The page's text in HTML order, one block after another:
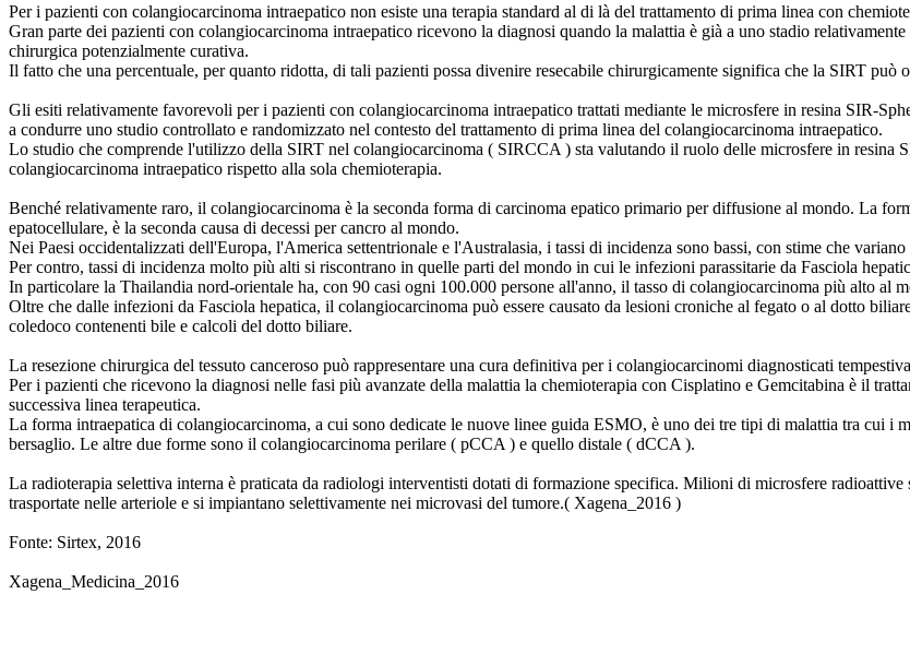
Per i pazienti con colangiocarcinoma intraepatico non esiste una terapia standard al di là del trattamento di prima linea con
Gran parte dei pazienti con colangiocarcinoma intraepatico ricevono la diagnosi quando la malattia è già a uno stadio
chirurgica potenzialmente curativa.
Il fatto che una percentuale, per quanto ridotta, di tali pazienti possa divenire resecabile chirurgicamente significa che la SIRT può
Gli esiti relativamente favorevoli per i pazienti con colangiocarcinoma intraepatico trattati mediante le microsfere in resina SIR-
a condurre uno studio controllato e randomizzato nel contesto del trattamento di prima linea del colangiocarcinoma intraepatico.
Lo studio che comprende l'utilizzo della SIRT nel colangiocarcinoma ( SIRCCA ) sta valutando il ruolo delle microsfere in resina
colangiocarcinoma intraepatico rispetto alla sola chemioterapia.
Benché relativamente raro, il colangiocarcinoma è la seconda forma di carcinoma epatico primario per diffusione al mondo. La
epatocellulare, è la seconda causa di decessi per cancro al mondo.
Nei Paesi occidentalizzati dell'Europa, l'America settentrionale e l'Australasia, i tassi di incidenza sono bassi, con stime che
Per contro, tassi di incidenza molto più alti si riscontrano in quelle parti del mondo in cui le infezioni parassitarie da Fasciola
In particolare la Thailandia nord-orientale ha, con 90 casi ogni 100.000 persone all'anno, il tasso di colangiocarcinoma più alto al
Oltre che dalle infezioni da Fasciola hepatica, il colangiocarcinoma può essere causato da lesioni croniche al fegato o al dotto
coledoco contenenti bile e calcoli del dotto biliare.
La resezione chirurgica del tessuto canceroso può rappresentare una cura definitiva per i colangiocarcinomi diagnosticati
Per i pazienti che ricevono la diagnosi nelle fasi più avanzate della malattia la chemioterapia con Cisplatino e Gemcitabina è il
successiva linea terapeutica.
La forma intraepatica di colangiocarcinoma, a cui sono dedicate le nuove linee guida ESMO, è uno dei tre tipi di malattia tra cui i
bersaglio. Le altre due forme sono il colangiocarcinoma perilare ( pCCA ) e quello distale ( dCCA ).
La radioterapia selettiva interna è praticata da radiologi interventisti dotati di formazione specifica. Milioni di microsfere
trasportate nelle arteriole e si impiantano selettivamente nei microvasi del tumore.( Xagena_2016 )
Fonte: Sirtex, 2016
Xagena_Medicina_2016